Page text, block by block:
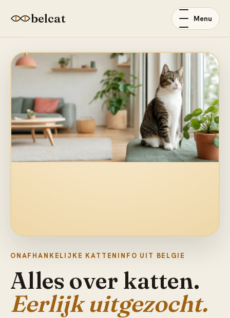
belcat Menu
ONAFHANKELIJKE KATTENINFO UIT BELGIE
Alles over katten.
Eerlijk uitgezocht.